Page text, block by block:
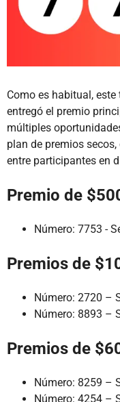
Como es habitual,
entregó el premio
múltiples
plan de premios
entre participantes en
Premio de
Número: 7753 -
Premios de
Número: 2720 –
Número: 8893 –
Premios de
Número: 8259 –
Número: 4254 –